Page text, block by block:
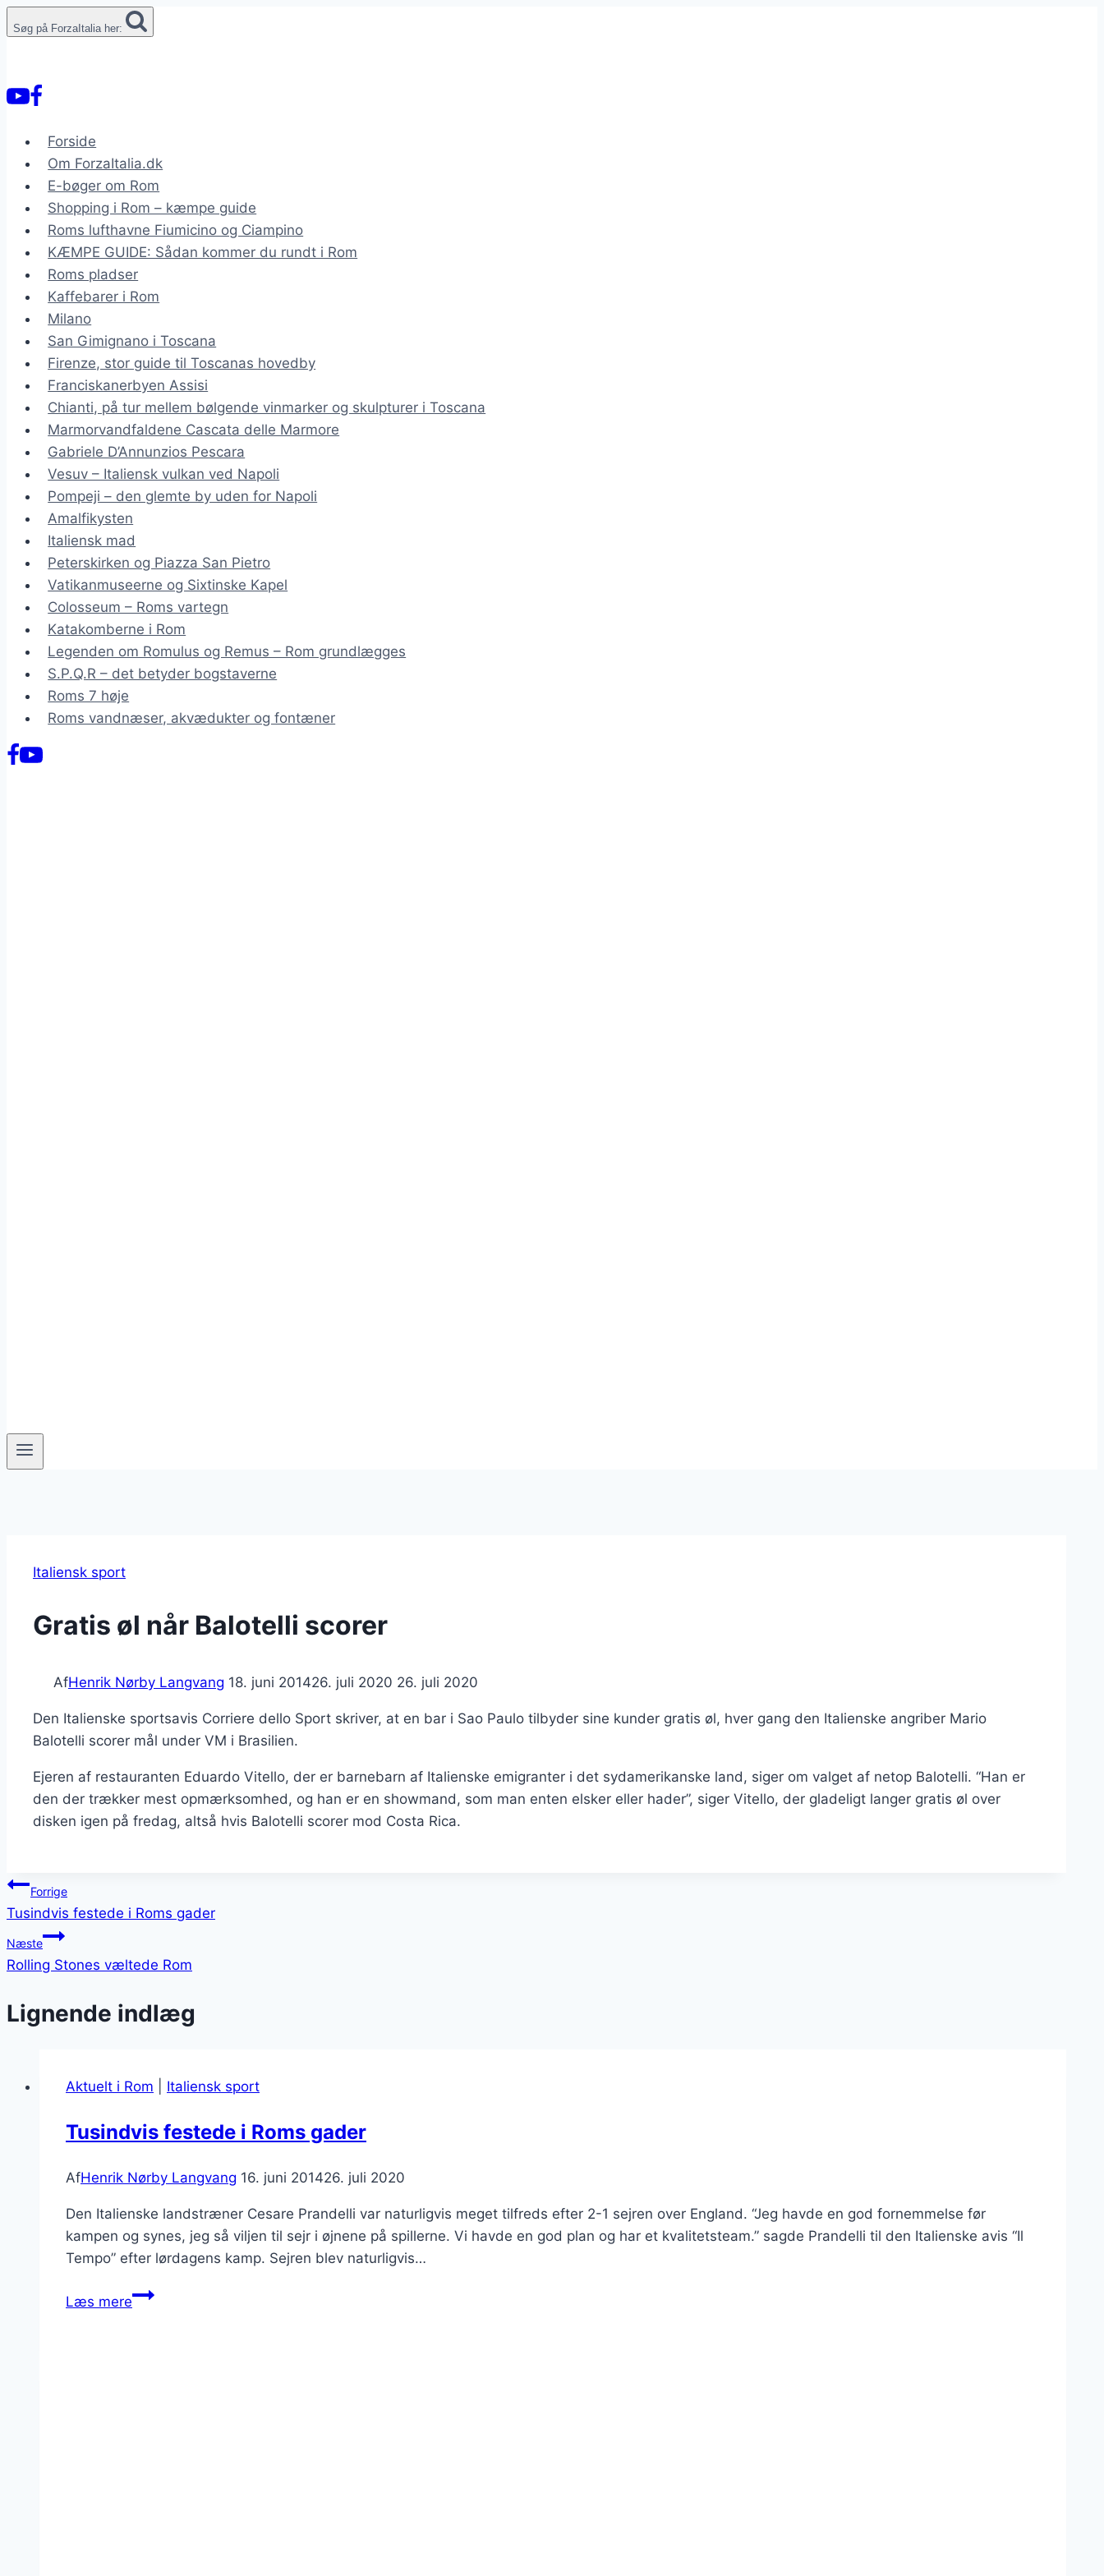
til
Søg på ForzaItalia her:
Forside
Om ForzaItalia.dk
E-bøger om Rom
Shopping i Rom – kæmpe guide
Roms lufthavne Fiumicino og Ciampino
KÆMPE GUIDE: Sådan kommer du rundt i Rom
Roms pladser
Kaffebarer i Rom
Milano
San Gimignano i Toscana
Firenze, stor guide til Toscanas hovedby
Franciskanerbyen Assisi
Chianti, på tur mellem bølgende vinmarker og skulpturer i Toscana
Marmorvandfaldene Cascata delle Marmore
Gabriele D’Annunzios Pescara
Vesuv – Italiensk vulkan ved Napoli
Pompeji – den glemte by uden for Napoli
Amalfikysten
Italiensk mad
Peterskirken og Piazza San Pietro
Vatikanmuseerne og Sixtinske Kapel
Colosseum – Roms vartegn
Katakomberne i Rom
Legenden om Romulus og Remus – Rom grundlægges
S.P.Q.R – det betyder bogstaverne
Roms 7 høje
Roms vandnæser, akvædukter og fontæner
Italiensk sport
Gratis øl når Balotelli scorer
AfHenrik Nørby Langvang 18. juni 201426. juli 2020 26. juli 2020
Den Italienske sportsavis Corriere dello Sport skriver, at en bar i Sao Paulo tilbyder sine kunder gratis øl, hver gang den Italienske angriber Mario
Balotelli scorer mål under VM i Brasilien.
Ejeren af restauranten Eduardo Vitello, der er barnebarn af Italienske emigranter i det sydamerikanske land, siger om valget af netop Balotelli. “Han er
den der trækker mest opmærksomhed, og han er en showmand, som man enten elsker eller hader”, siger Vitello, der gladeligt langer gratis øl over
disken igen på fredag, altså hvis Balotelli scorer mod Costa Rica.
Indlægsnavigation
Forrige
Tusindvis festede i Roms gader
Næste
Rolling Stones væltede Rom
Lignende indlæg
Aktuelt i Rom Italiensk sport
Tusindvis festede i Roms gader
AfHenrik Nørby Langvang 16. juni 201426. juli 2020
Den Italienske landstræner Cesare Prandelli var naturligvis meget tilfreds efter 2-1 sejren over England. “Jeg havde en god fornemmelse før
kampen og synes, jeg så viljen til sejr i øjnene på spillerne. Vi havde en god plan og har et kvalitetsteam.” sagde Prandelli til den Italienske avis “Il
Tempo” efter lørdagens kamp. Sejren blev naturligvis…
Læs mereTusindvis